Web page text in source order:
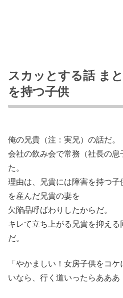
スカッとする話 ま
を持つ子供
俺の兄貴（注：実兄）の話だ。
会社の飲み会で常務（社長の
た。
理由は、兄貴には障害を持つ
を産んだ兄貴の妻を
欠陥品呼ばわりしたからだ。
キレて立ち上がる兄貴を抑え
だ。
「やかましい！女房子供をコ
いなら、行く道いったらあああ